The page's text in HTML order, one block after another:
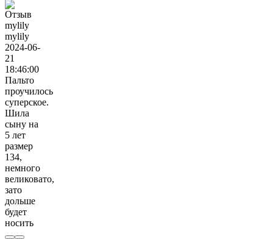
mylily
2024-06-
21
18:46:00
Пальто
проучилось
суперское.
Шила
сыну на
5 лет
размер
134,
немного
великовато,
зато
дольше
будет
носить